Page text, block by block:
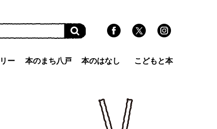
ー 本のまち八戸 本のはなし こどもと本